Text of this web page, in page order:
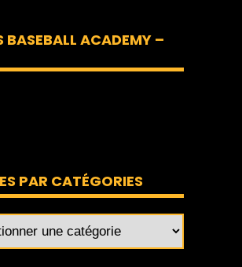
BASEBALL ACADEMY –
PAR CATÉGORIES